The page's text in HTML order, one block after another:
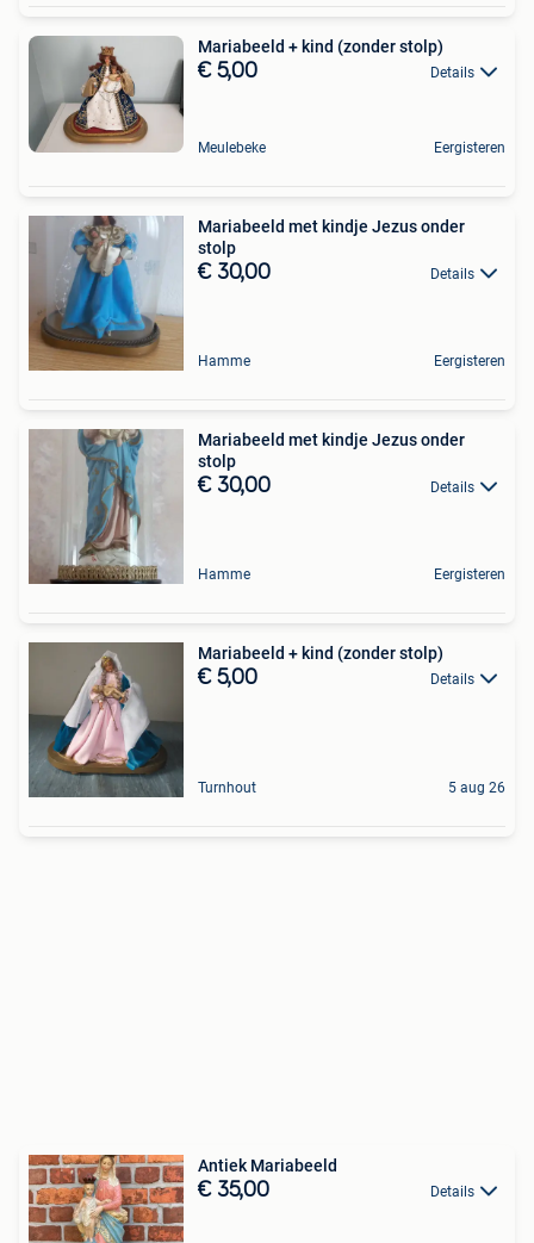
Mariabeeld + kind (zonder stolp)
€ 5,00 Details
Meulebeke Eergisteren
Mariabeeld met kindje Jezus onder
stolp
€ 30,00 Details
Hamme Eergisteren
Mariabeeld met kindje Jezus onder
stolp
€ 30,00 Details
Hamme Eergisteren
Mariabeeld + kind (zonder stolp)
€ 5,00 Details
Turnhout 5 aug 26
Antiek Mariabeeld
€ 35,00 Details